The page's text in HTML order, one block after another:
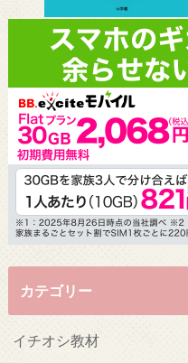
カテゴリー
イチオシ教材